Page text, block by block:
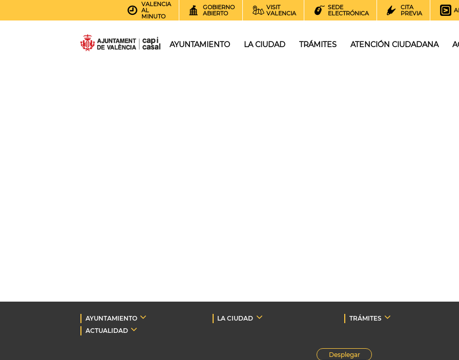
VALENCIA
AL
MINUTO
GOBIERNO
ABIERTO
VISIT
VALENCIA
SEDE
ELECTRÓNICA
CITA
PREVIA
AYUNTAMIENTO LA CIUDAD TRÁMITES ATENCIÓN CIUDADANA
AYUNTAMIENTO LA CIUDAD
TRÁMITES
ACTUALIDAD
Desplegar